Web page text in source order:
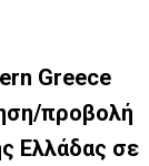
Greece
προβολή
Ελλάδας σε